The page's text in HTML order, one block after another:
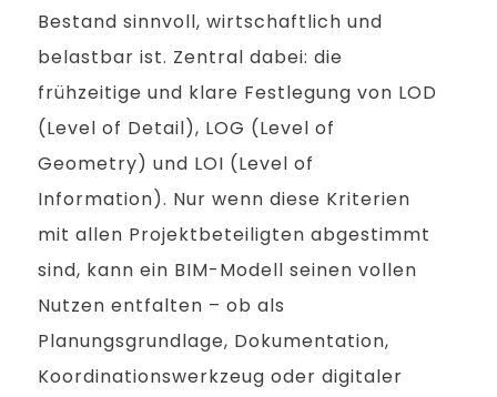
Bestand sinnvoll, wirtschaftlich und
belastbar ist. Zentral dabei: die
frühzeitige und klare Festlegung von LOD
(Level of Detail), LOG (Level of
Geometry) und LOI (Level of
Information). Nur wenn diese Kriterien
mit allen Projektbeteiligten abgestimmt
sind, kann ein BIM-Modell seinen vollen
Nutzen entfalten – ob als
Planungsgrundlage, Dokumentation,
Koordinationswerkzeug oder digitaler